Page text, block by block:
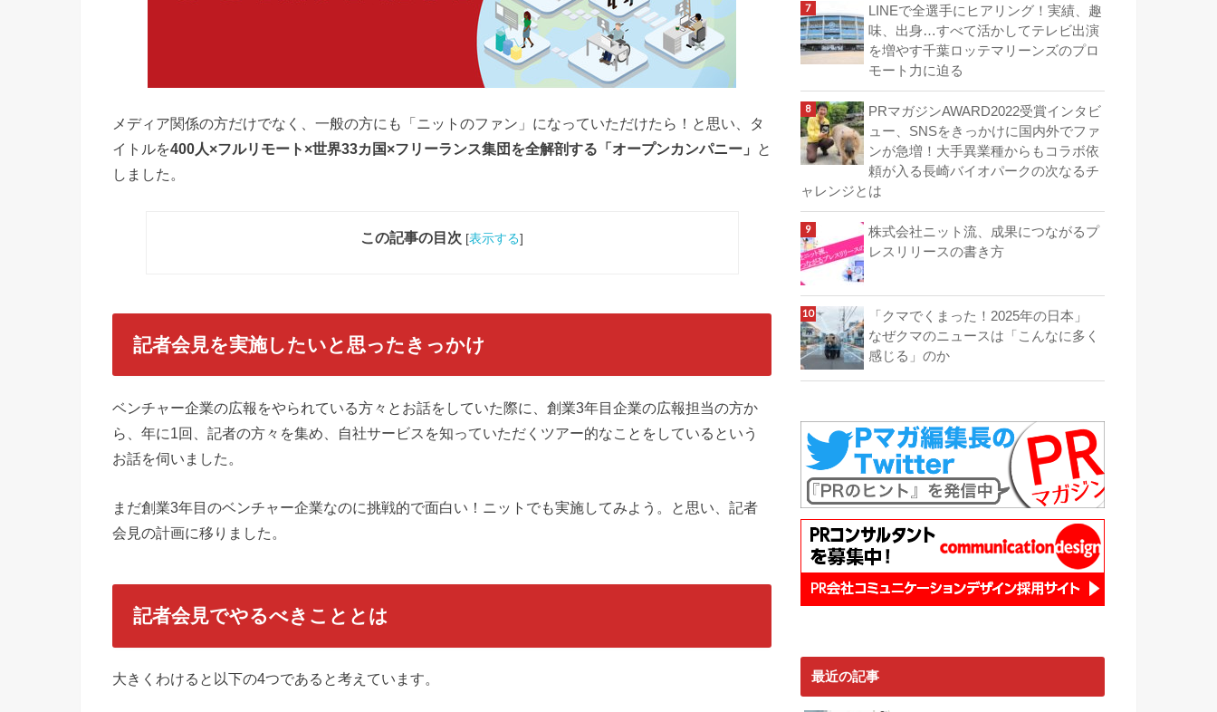
メディア関係の方だけでなく、一般の方にも「ニットのファン」になっていただけたら！と思い、タ
イトルを400人×フルリモート×世界33カ国×フリーランス集団を全解剖する「オープンカンパニー」
と
しました。
この記事の目次 [表示する]
記者会見を実施したいと思ったきっかけ
ベンチャー企業の広報をやられている方々とお話をしていた際に、創業3年目企業の広報担当の方か
ら、年に1回、記者の方々を集め、自社サービスを知っていただくツアー的なことをしているという
お話を伺いました。
まだ創業3年目のベンチャー企業なのに挑戦的で面白い！ニットでも実施してみよう。と思い、記者
会見の計画に移りました。
記者会見でやるべきこととは
大きくわけると以下の4つであると考えています。
LINEで全選手にヒアリング！実績、趣
味、出身…すべて活かしてテレビ出演
を増やす千葉ロッテマリーンズのプロ
モート力に迫る
PRマガジンAWARD2022受賞インタビ
ュー、SNSをきっかけに国内外でファ
ンが急増！大手異業種からもコラボ依
頼が入る長崎バイオパークの次なるチ
ャレンジとは
株式会社ニット流、成果につながるプ
レスリリースの書き方
「クマでくまった！2025年の日本」
なぜクマのニュースは「こんなに多く
感じる」のか
最近の記事